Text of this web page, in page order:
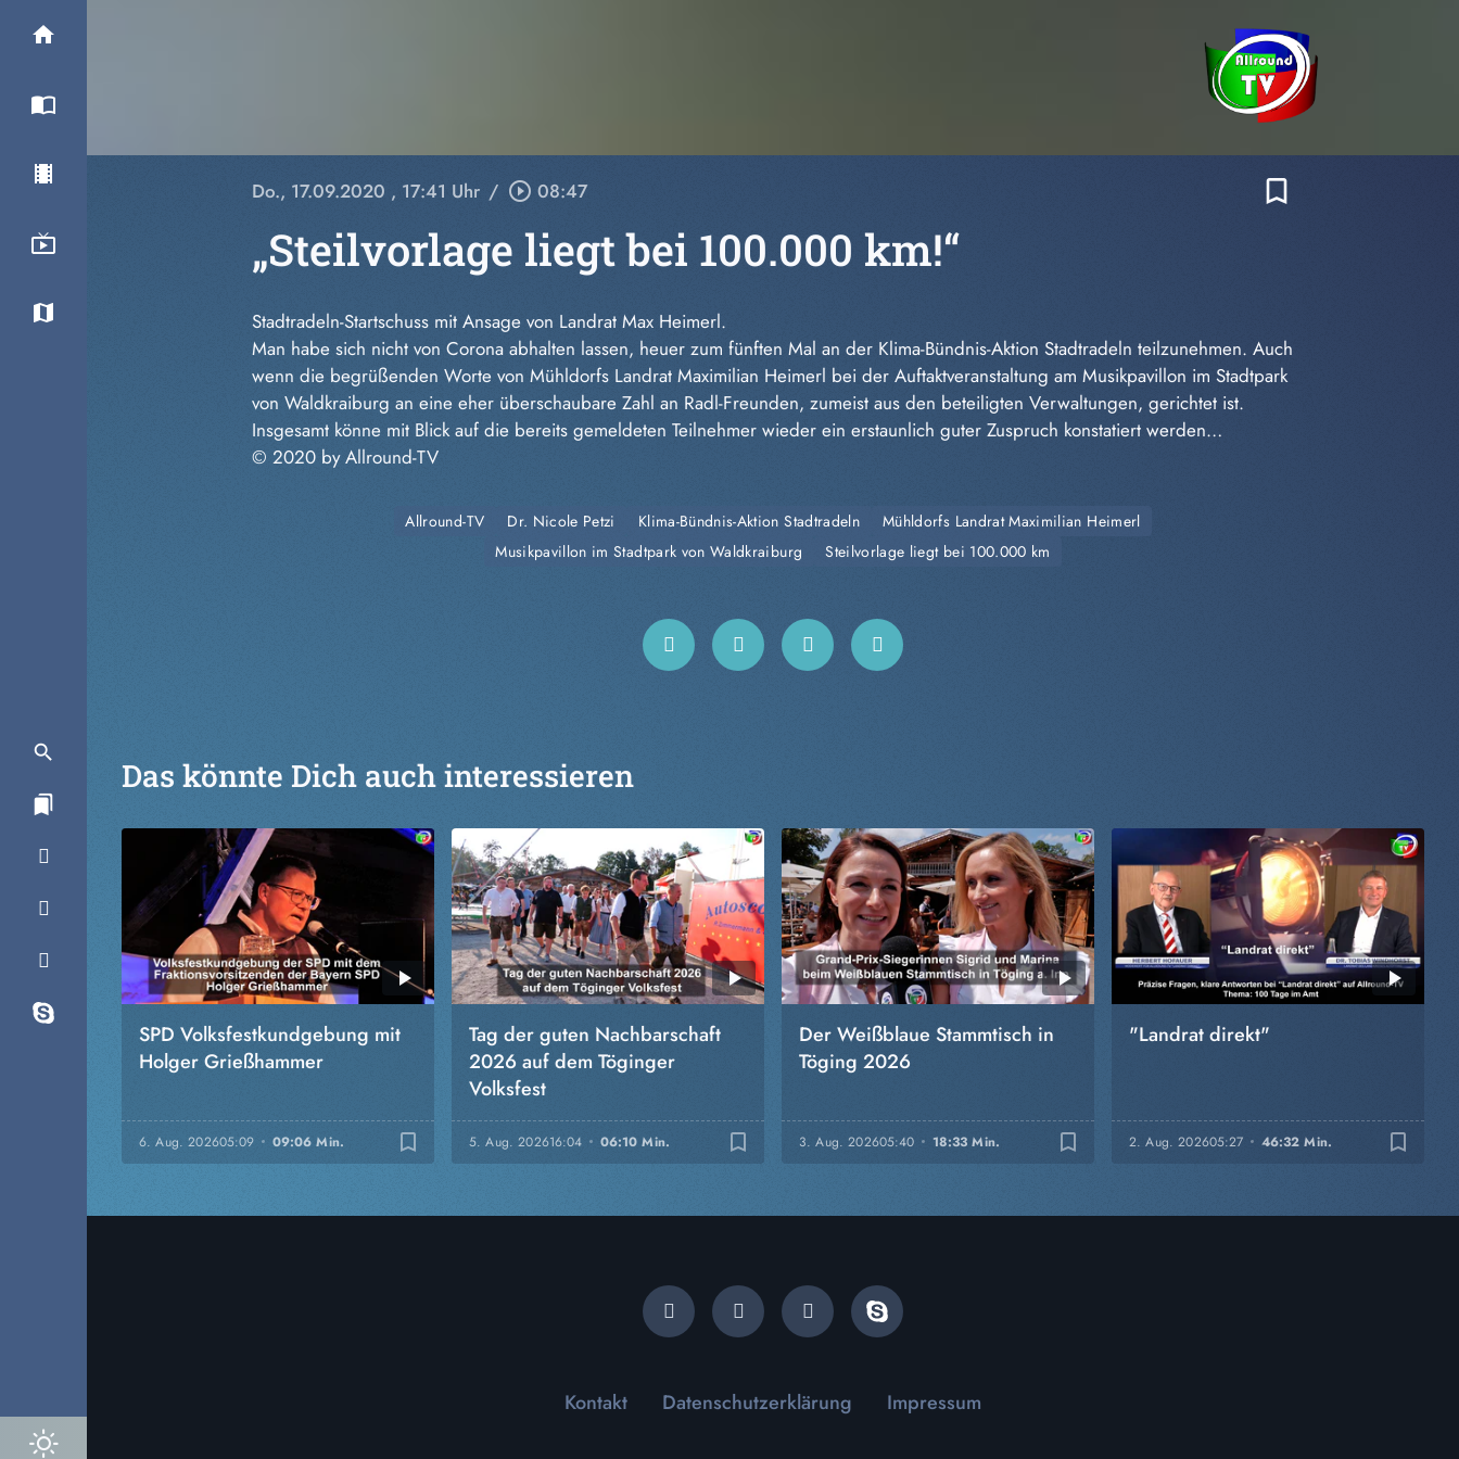
Do., 17.09.2020 , 17:41 Uhr / play_circle_outline 08:47 bookmark_border
„Steilvorlage liegt bei 100.000 km!“
Stadtradeln-Startschuss mit Ansage von Landrat Max Heimerl.
Man habe sich nicht von Corona abhalten lassen, heuer zum fünften Mal an der Klima-Bündnis-Aktion Stadtradeln teilzunehmen. Auch
wenn die begrüßenden Worte von Mühldorfs Landrat Maximilian Heimerl bei der Auftaktveranstaltung am Musikpavillon im Stadtpark
von Waldkraiburg an eine eher überschaubare Zahl an Radl-Freunden, zumeist aus den beteiligten Verwaltungen, gerichtet ist.
Insgesamt könne mit Blick auf die bereits gemeldeten Teilnehmer wieder ein erstaunlich guter Zuspruch konstatiert werden…
© 2020 by Allround-TV
Allround-TV Dr. Nicole Petzi Klima-Bündnis-Aktion Stadtradeln
Mühldorfs Landrat Maximilian Heimerl
Musikpavillon im Stadtpark von Waldkraiburg
Steilvorlage liegt bei 100.000 km
Das könnte Dich auch interessieren
SPD Volksfestkundgebung mit
Holger Grießhammer
6. Aug. 202605:09 09:06 Min. bookmark_border
Tag der guten Nachbarschaft
2026 auf dem Töginger
Volksfest
5. Aug. 202616:04 06:10 Min. bookmark_border
Der Weißblaue Stammtisch in
Töging 2026
3. Aug. 202605:40 18:33 Min. bookmark_border
"Landrat direkt"
2. Aug. 202605:27 46:32 Min. bookmark_border
Kontakt Datenschutzerklärung Impressum